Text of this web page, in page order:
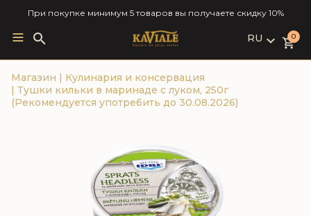
При покупке минимум 5 товаров вы получаете скидку 10%
Search
for:
RU
LV
0
Магазин | Кулинария и консервация
| Тушки кильки в маринаде с луком, 250г
(Рекомендуется употребить до 30.08.2026)